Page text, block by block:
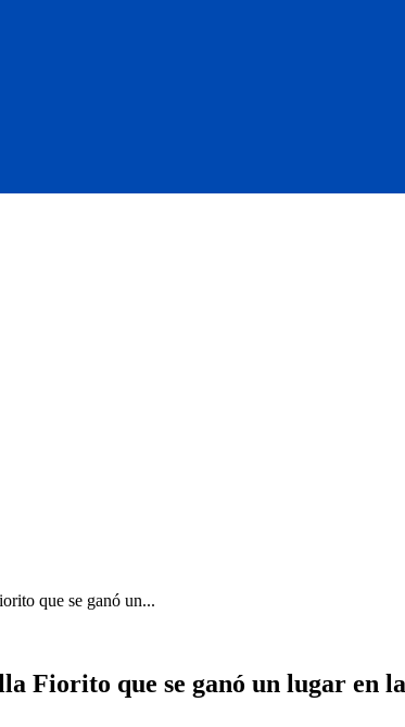
que se ganó un...
Fiorito que se ganó un lugar en